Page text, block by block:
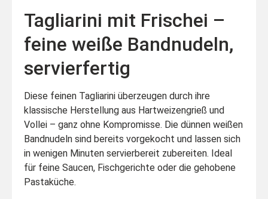
Tagliarini mit Frischei –
feine weiße Bandnudeln,
servierfertig
Diese feinen Tagliarini überzeugen durch ihre
klassische Herstellung aus Hartweizengrieß und
Vollei – ganz ohne Kompromisse. Die dünnen weißen
Bandnudeln sind bereits vorgekocht und lassen sich
in wenigen Minuten servierbereit zubereiten. Ideal
für feine Saucen, Fischgerichte oder die gehobene
Pastaküche.